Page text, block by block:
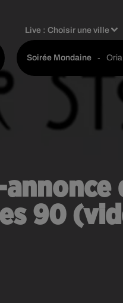
Live :Choisir une ville
Soirée Mondaine - Oria
90